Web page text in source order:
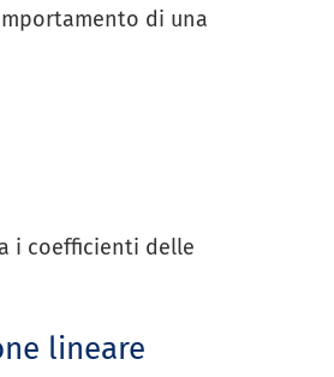
di una
i coefficienti delle
lineare